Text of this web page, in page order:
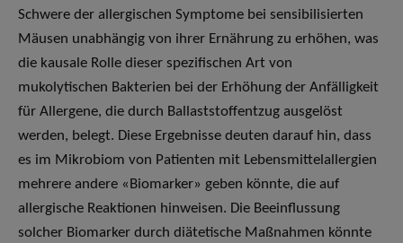
Schwere der allergischen Symptome bei sensibilisierten
Mäusen unabhängig von ihrer Ernährung zu erhöhen, was
die kausale Rolle dieser spezifischen Art von
mukolytischen Bakterien bei der Erhöhung der Anfälligkeit
für Allergene, die durch Ballaststoffentzug ausgelöst
werden, belegt. Diese Ergebnisse deuten darauf hin, dass
es im Mikrobiom von Patienten mit Lebensmittelallergien
mehrere andere «Biomarker» geben könnte, die auf
allergische Reaktionen hinweisen. Die Beeinflussung
solcher Biomarker durch diätetische Maßnahmen könnte